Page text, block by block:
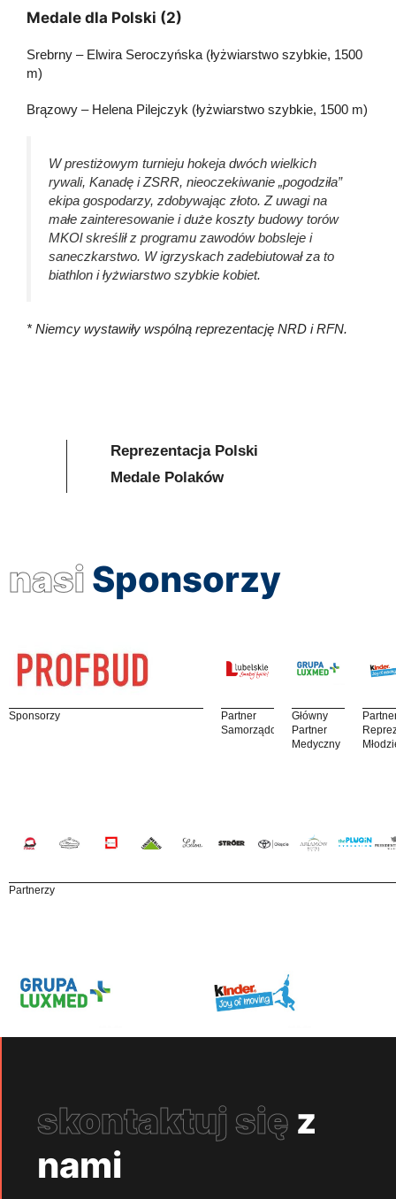
Medale dla Polski (2)
Srebrny – Elwira Seroczyńska (łyżwiarstwo szybkie, 1500
m)
Brązowy – Helena Pilejczyk (łyżwiarstwo szybkie, 1500 m)
W prestiżowym turnieju hokeja dwóch wielkich
rywali, Kanadę i ZSRR, nieoczekiwanie „pogodziła”
ekipa gospodarzy, zdobywając złoto. Z uwagi na
małe zainteresowanie i duże koszty budowy torów
MKOl skreślił z programu zawodów bobsleje i
saneczkarstwo. W igrzyskach zadebiutował za to
biathlon i łyżwiarstwo szybkie kobiet.
* Niemcy wystawiły wspólną reprezentację NRD i RFN.
Reprezentacja Polski
Medale Polaków
nasi Sponsorzy
Sponsorzy
Partner
Samorządowy
Główny
Partner
Medyczny
Partnerzy
skontaktuj się z
nami